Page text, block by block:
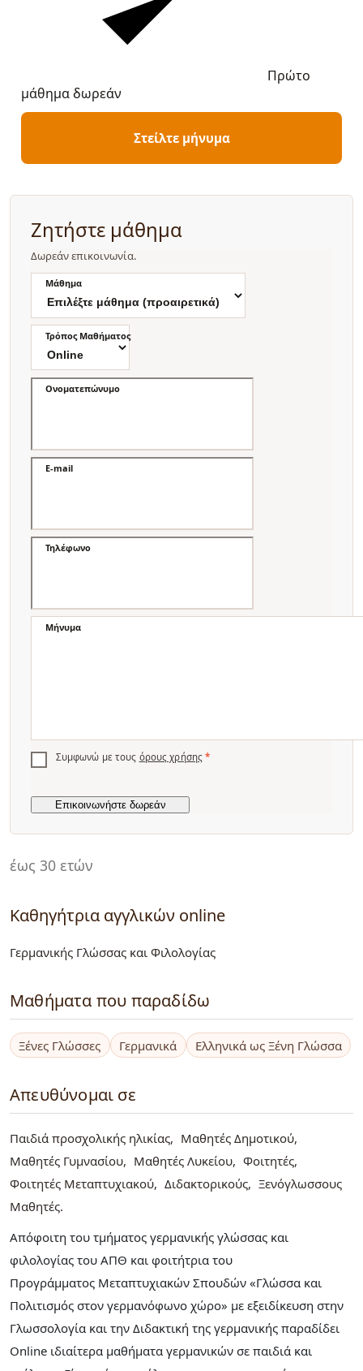
έως 30 ετών
Καθηγήτρια αγγλικών online
Γερμανικής Γλώσσας και Φιλολογίας
Μαθήματα που παραδίδω
Ξένες Γλώσσες Γερμανικά Ελληνικά ως Ξένη Γλώσσα
Απευθύνομαι σε
Παιδιά προσχολικής ηλικίας
Μαθητές Δημοτικού
Μαθητές Γυμνασίου
Μαθητές Λυκείου
Φοιτητές
Φοιτητές Μεταπτυχιακού
Διδακτορικούς
Ξενόγλωσσους
Μαθητές
Απόφοιτη του τμήματος γερμανικής γλώσσας και
φιλολογίας του ΑΠΘ και φοιτήτρια του
Προγράμματος Μεταπτυχιακών Σπουδών «Γλώσσα και
Πολιτισμός στον γερμανόφωνο χώρο» με εξειδίκευση στην
Γλωσσολογία και την Διδακτική της γερμανικής παραδίδει
Online ιδιαίτερα μαθήματα γερμανικών σε παιδιά και
Πρώτο
μάθημα δωρεάν
Στείλτε μήνυμα
Ζητήστε μάθημα
Δωρεάν επικοινωνία.
Μάθημα
Τρόπος Μαθήματος
Ονοματεπώνυμο
E-mail
Τηλέφωνο
Μήνυμα
Συμφωνώ με τους όρους χρήσης *